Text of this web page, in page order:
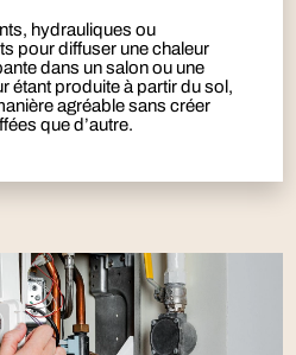
hydrauliques ou
pour diffuser une chaleur
dans un salon ou une
étant produite à partir du sol,
agréable sans créer
que d’autre.